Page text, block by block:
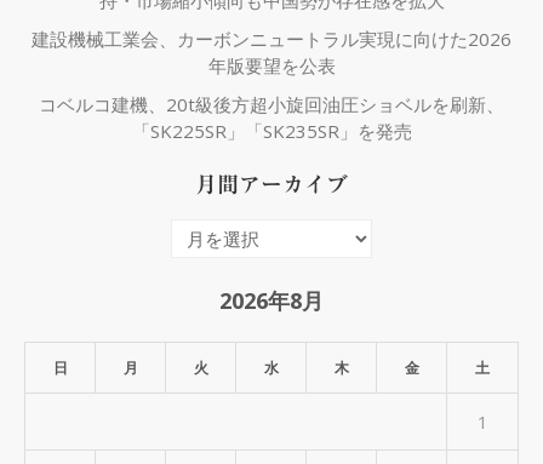
建設機械工業会、カーボンニュートラル実現に向けた2026
年版要望を公表
コベルコ建機、20t級後方超小旋回油圧ショベルを刷新、
「SK225SR」「SK235SR」を発売
月間アーカイブ
イ
2026年8月
日 月 火 水 木 金 土
1